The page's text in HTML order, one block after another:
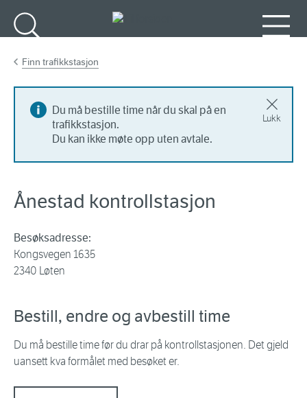
Finn trafikkstasjon
Du må bestille time når du skal på en
trafikkstasjon.
Du kan ikke møte opp uten avtale.
Lukk
Ånestad kontrollstasjon
Besøksadresse:
Kongsvegen 1635
2340 Løten
Bestill, endre og avbestill time
Du må bestille time før du drar på kontrollstasjonen. Det gjeld
uansett kva formålet med besøket er.